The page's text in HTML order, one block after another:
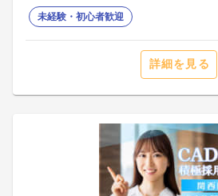
未経験・初心者歓迎
詳細を見る